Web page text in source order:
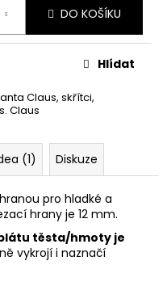
DO KOŠÍKU
Claus, skřítci,
Claus
Hlídat
(1) Diskuze
pro hladké a
hrany je 12 mm.
těsta/hmoty je
vykrojí i naznačí